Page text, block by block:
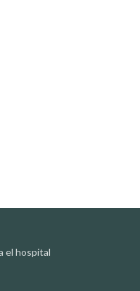
el hospital